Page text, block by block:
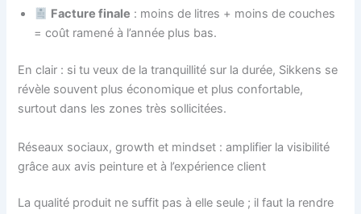
Facture finale : moins de litres + moins de couches
= coût ramené à l’année plus bas.
En clair : si tu veux de la tranquillité sur la durée, Sikkens se
révèle souvent plus économique et plus confortable,
surtout dans les zones très sollicitées.
Réseaux sociaux, growth et mindset : amplifier la visibilité
grâce aux avis peinture et à l’expérience client
La qualité produit ne suffit pas à elle seule ; il faut la rendre